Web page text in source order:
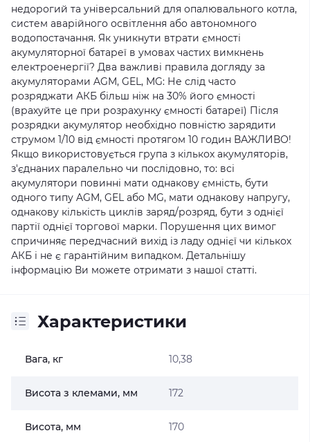
недорогий та універсальний для опалювального котла,
систем аварійного освітлення або автономного
водопостачання. Як уникнути втрати ємності
акумуляторної батареї в умовах частих вимкнень
електроенергії? Два важливі правила догляду за
акумуляторами AGM, GEL, MG: Не слід часто
розряджати АКБ більш ніж на 30% його ємності
(врахуйте це при розрахунку ємності батареї) Після
розрядки акумулятор необхідно повністю зарядити
струмом 1/10 від ємності протягом 10 годин ВАЖЛИВО!
Якщо використовується група з кількох акумуляторів,
з'єднаних паралельно чи послідовно, то: всі
акумулятори повинні мати однакову ємність, бути
одного типу AGM, GEL або MG, мати однакову напругу,
однакову кількість циклів заряд/розряд, бути з однієї
партії однієї торгової марки. Порушення цих вимог
спричиняє передчасний вихід із ладу однієї чи кількох
АКБ і не є гарантійним випадком. Детальнішу
інформацію Ви можете отримати з нашої статті.
Характеристики
Вага, кг 10,38
Висота з клемами, мм 172
Висота, мм 170